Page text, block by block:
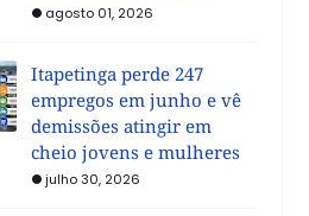
agosto 01, 2026
Itapetinga perde 247
empregos em junho e vê
demissões atingir em
cheio jovens e mulheres
julho 30, 2026